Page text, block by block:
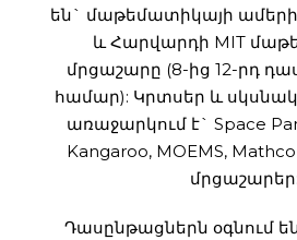
են` մաթեմատիկայի
և Հարվարդի MIT
մրցաշարը (8-ից 12-րդ
համար): Կրտսեր և
առաջարկում է` Space
Kangaroo, MOEMS,
մրցաշարեր:
Դասընթացներն օգնում